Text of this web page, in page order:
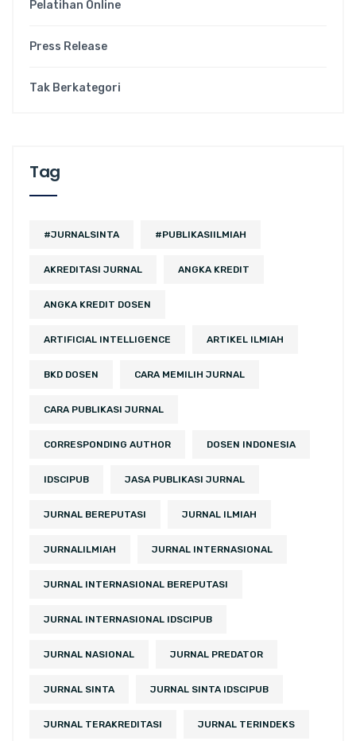
Pelatihan Online
Press Release
Tak Berkategori
Tag
#JURNALSINTA #PUBLIKASIILMIAH
AKREDITASI JURNAL ANGKA KREDIT
ANGKA KREDIT DOSEN
ARTIFICIAL INTELLIGENCE ARTIKEL ILMIAH
BKD DOSEN CARA MEMILIH JURNAL
CARA PUBLIKASI JURNAL
CORRESPONDING AUTHOR DOSEN INDONESIA
IDSCIPUB JASA PUBLIKASI JURNAL
JURNAL BEREPUTASI JURNAL ILMIAH
JURNALILMIAH JURNAL INTERNASIONAL
JURNAL INTERNASIONAL BEREPUTASI
JURNAL INTERNASIONAL IDSCIPUB
JURNAL NASIONAL JURNAL PREDATOR
JURNAL SINTA JURNAL SINTA IDSCIPUB
JURNAL TERAKREDITASI JURNAL TERINDEKS